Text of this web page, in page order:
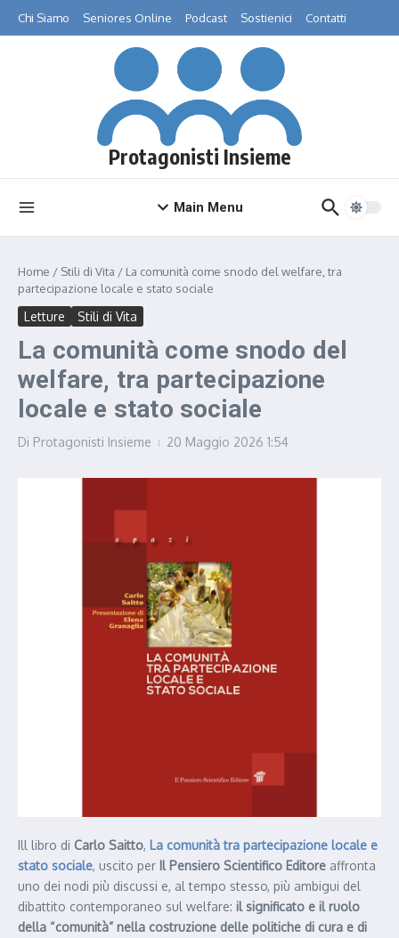
Chi Siamo Seniores Online Podcast Sostienici Contatti
Protagonisti Insieme
Main Menu
Home / Stili di Vita / La comunità come snodo del welfare, tra
partecipazione locale e stato sociale
Letture Stili di Vita
La comunità come snodo del
welfare, tra partecipazione
locale e stato sociale
Di Protagonisti Insieme 20 Maggio 2026 1:54
Ill libro di Carlo Saitto, La comunità tra partecipazione locale e
stato sociale, uscito per Il Pensiero Scientifico Editore affronta
uno dei nodi più discussi e, al tempo stesso, più ambigui del
dibattito contemporaneo sul welfare: il significato e il ruolo
della “comunità” nella costruzione delle politiche di cura e di